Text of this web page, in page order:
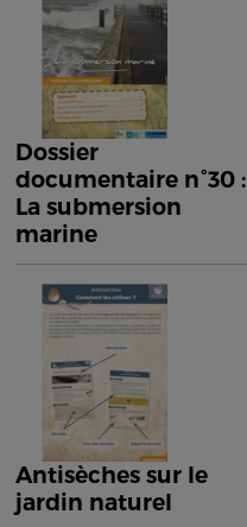
Dossier
documentaire n°30 :
La submersion
marine
Antisèches sur le
jardin naturel